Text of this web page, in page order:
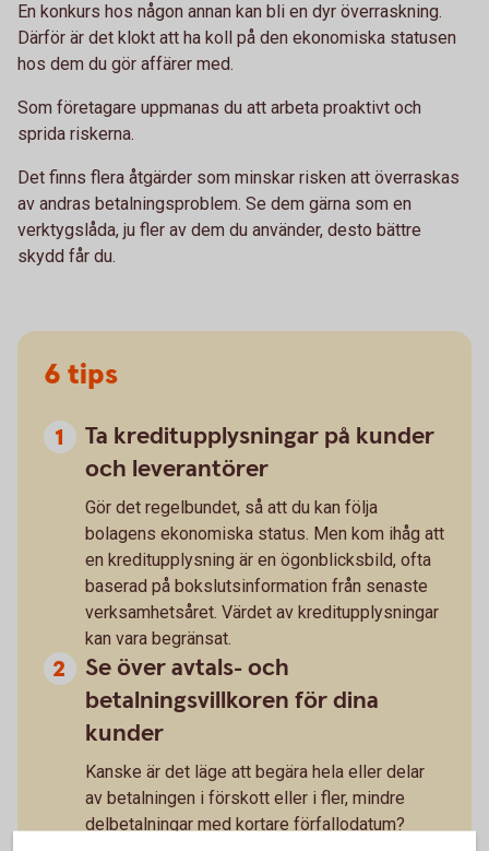
En konkurs hos någon annan kan bli en dyr överraskning.
Därför är det klokt att ha koll på den ekonomiska statusen
hos dem du gör affärer med.
Som företagare uppmanas du att arbeta proaktivt och
sprida riskerna.
Det finns flera åtgärder som minskar risken att överraskas
av andras betalningsproblem. Se dem gärna som en
verktygslåda, ju fler av dem du använder, desto bättre
skydd får du.
6 tips
Ta kreditupplysningar på kunder
och leverantörer
Gör det regelbundet, så att du kan följa
bolagens ekonomiska status. Men kom ihåg att
en kreditupplysning är en ögonblicksbild, ofta
baserad på bokslutsinformation från senaste
verksamhetsåret. Värdet av kreditupplysningar
kan vara begränsat.
Se över avtals- och
betalningsvillkoren för dina
kunder
Kanske är det läge att begära hela eller delar
av betalningen i förskott eller i fler, mindre
delbetalningar med kortare förfallodatum?